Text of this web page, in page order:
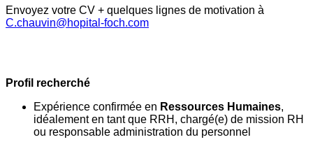
Envoyez votre CV + quelques lignes de motivation à
C.chauvin@hopital-foch.com
Profil recherché
Expérience confirmée en Ressources Humaines,
idéalement en tant que RRH, chargé(e) de mission RH
ou responsable administration du personnel